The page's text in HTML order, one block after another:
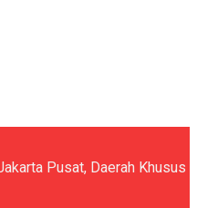
Pusat, Daerah Khusus